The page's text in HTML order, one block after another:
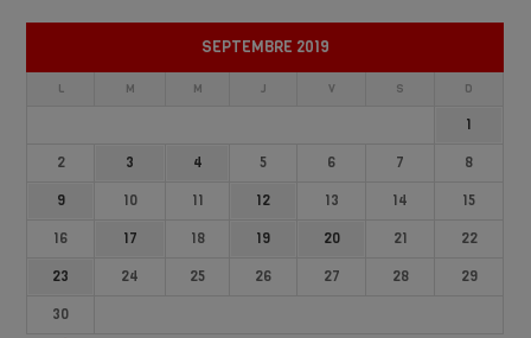
SEPTEMBRE 2019
L M M J V S D
1
2
3 4 5 6 7
8
9
10 11 12 13 14
15
16
17 18 19 20 21
22
23
24 25 26 27 28
29
30